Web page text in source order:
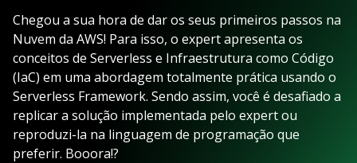
Chegou a sua hora de dar os seus primeiros passos na
Nuvem da AWS! Para isso, o expert apresenta os
conceitos de Serverless e Infraestrutura como Código
(IaC) em uma abordagem totalmente prática usando o
Serverless Framework. Sendo assim, você é desafiado a
replicar a solução implementada pelo expert ou
reproduzi-la na linguagem de programação que
preferir. Booora!?